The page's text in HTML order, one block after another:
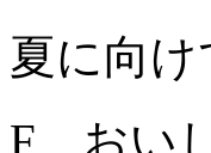
夏に向
F おい